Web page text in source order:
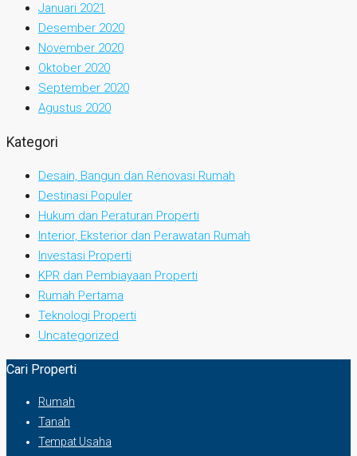
Januari 2021
Desember 2020
November 2020
Oktober 2020
September 2020
Agustus 2020
Kategori
Desain, Bangun dan Renovasi Rumah
Destinasi Populer
Hukum dan Peraturan Properti
Interior, Eksterior dan Perawatan Rumah
Investasi Properti
KPR dan Pembiayaan Properti
Rumah Pertama
Teknologi Properti
Uncategorized
Cari Properti
Rumah
Tanah
Tempat Usaha